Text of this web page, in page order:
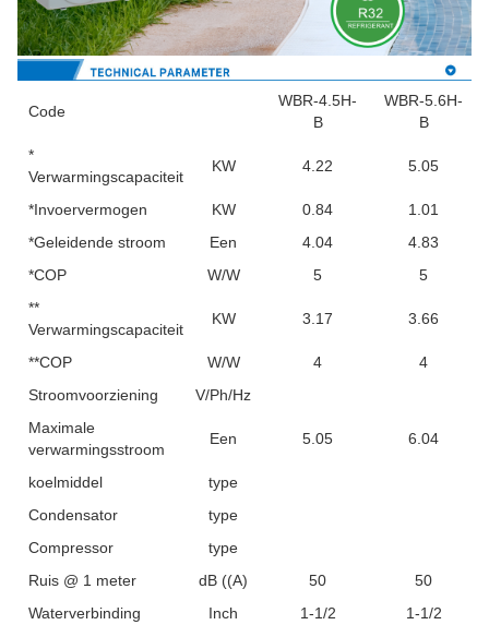
Code
WBR-4.5H-
B
WBR-5.6H-
B
*
Verwarmingscapaciteit
KW 4.22 5.05
*Invoervermogen KW 0.84
1.01
*Geleidende stroom
Een 4.04
4.83
*COP
W/W 5
5
**
Verwarmingscapaciteit
KW 3.17 3.66
**COP W/W 4
4
Stroomvoorziening
V/Ph/Hz
Maximale
verwarmingsstroom
Een 5.05 6.04
koelmiddel
type
Condensator
type
Compressor
type
Ruis @ 1 meter
dB ((A) 50
50
Waterverbinding
Inch 1-1/2
1-1/2